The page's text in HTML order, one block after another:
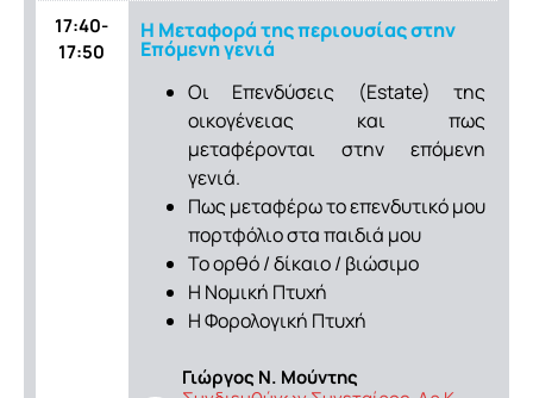
17:40-
17:50
Η Μεταφορά της περιουσίας στην
Επόμενη γενιά
Οι Επενδύσεις (Estate) της
οικογένειας και πως
μεταφέρονται στην επόμενη
γενιά.
Πως μεταφέρω το επενδυτικό μου
πορτφόλιο στα παιδιά μου
Το ορθό / δίκαιο / βιώσιμο
Η Νομική Πτυχή
H Φορολογική Πτυχή
Γιώργος Ν. Μούντης